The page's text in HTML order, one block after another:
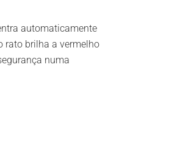
automaticamente
rato brilha a vermelho
numa